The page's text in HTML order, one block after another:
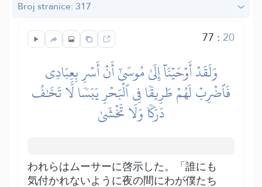
Broj stranice: 317
77 : 20
وَلَقَدۡ أَوۡحَيۡنَآ إِلَىٰ مُوسَىٰٓ أَنۡ أَسۡرِ بِعِبَادِي
فَٱضۡرِبۡ لَهُمۡ طَرِيقٗا فِي ٱلۡبَحۡرِ يَبَسٗا لَّا تَخَٰفُ
دَرَكٗا وَلَا تَخۡشَىٰ
われらはムーサーに啓示した。「誰にも
気付かれないように夜の間にわが僕たち